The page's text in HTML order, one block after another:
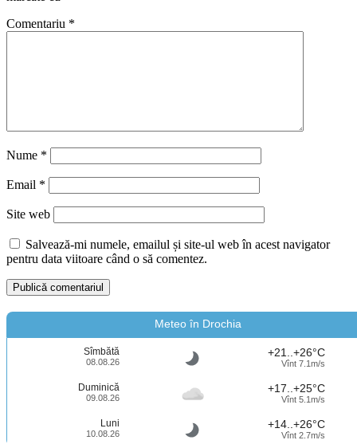
Comentariu *
Nume *
Email *
Site web
Salvează-mi numele, emailul și site-ul web în acest navigator
pentru data viitoare când o să comentez.
Meteo în Drochia
Sîmbătă
08.08.26
+21..+26°C
Vînt 7.1m/s
Duminică
09.08.26
+17..+25°C
Vînt 5.1m/s
Luni
10.08.26
+14..+26°C
Vînt 2.7m/s